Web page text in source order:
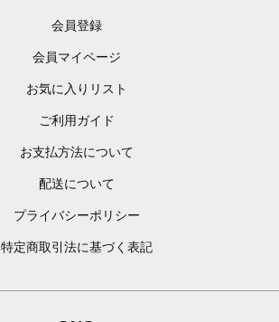
会員登録
会員マイページ
お気に入りリスト
ご利用ガイド
お支払方法について
配送について
プライバシーポリシー
特定商取引法に基づく表記